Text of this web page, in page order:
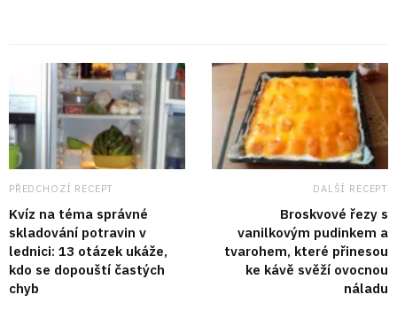
PŘEDCHOZÍ RECEPT
Kvíz na téma správné
skladování potravin v
lednici: 13 otázek ukáže,
kdo se dopouští častých
chyb
DALŠÍ RECEPT
Broskvové řezy s
vanilkovým pudinkem a
tvarohem, které přinesou
ke kávě svěží ovocnou
náladu